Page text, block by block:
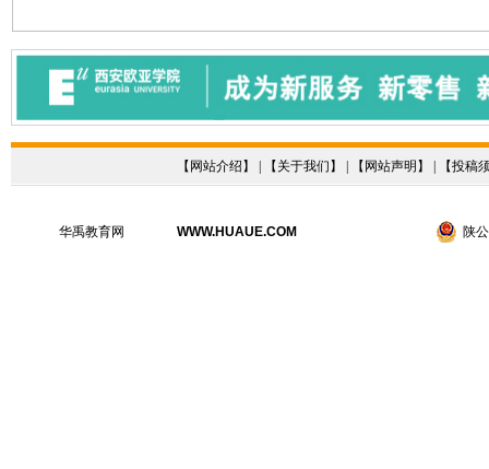
【 网站介绍 】 | 【 关于我们 】 | 【 网站声明 】 | 【投稿
华禹教育网 WWW.HUAUE.COM 陕